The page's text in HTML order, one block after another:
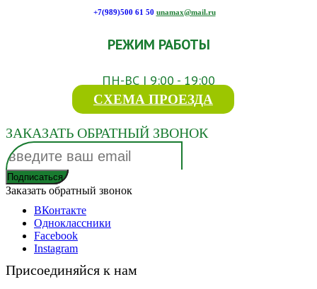
+7(989)500 61 50 unamax@mail.ru
РЕЖИМ РАБОТЫ
ПН-ВС | 9:00 - 19:00
СХЕМА ПРОЕЗДА
ЗАКАЗАТЬ ОБРАТНЫЙ ЗВОНОК
Заказать обратный звонок
ВКонтакте
Одноклассники
Facebook
Instagram
Присоединяйся к нам